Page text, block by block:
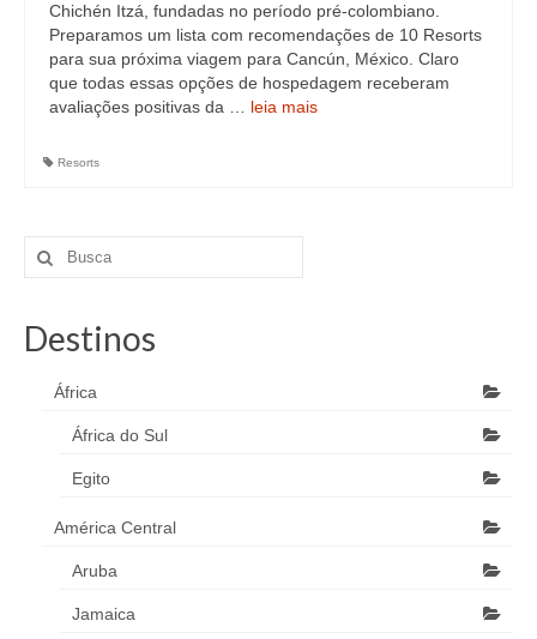
Chichén Itzá, fundadas no período pré-colombiano.
Preparamos um lista com recomendações de 10 Resorts
para sua próxima viagem para Cancún, México. Claro
que todas essas opções de hospedagem receberam
avaliações positivas da … leia mais
Resorts
Destinos
África
África do Sul
Egito
América Central
Aruba
Jamaica